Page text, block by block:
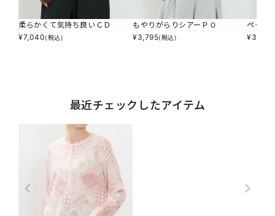
柔らかくて気持ち良いＣＤ
¥7,040(税込)
もやりがらりシアーＰＯ
¥3,795(税込)
ペタペ
¥3,795
最近チェックしたアイテム